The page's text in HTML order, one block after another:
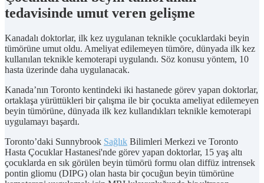
tedavisinde umut veren gelişme
Kanadalı doktorlar, ilk kez uygulanan teknikle çocuklardaki beyin
tümörüne umut oldu. Ameliyat edilemeyen tümöre, dünyada ilk kez
kullanılan teknikle kemoterapi uygulandı. Söz konusu yöntem, 10
hasta üzerinde daha uygulanacak.
Kanada’nın Toronto kentindeki iki hastanede görev yapan doktorlar,
ortaklaşa yürüttükleri bir çalışma ile bir çocukta ameliyat edilemeyen
beyin tümörüne, dünyada ilk kez kullandıkları teknikle kemoterapi
uygulamayı başardı.
Toronto’daki Sunnybrook Sağlık Bilimleri Merkezi ve Toronto
Hasta Çocuklar Hastanesi'nde görev yapan doktorlar, 15 yaş altı
çocuklarda en sık görülen beyin tümörü formu olan diffüz intrensek
pontin gliomu (DIPG) olan hasta bir çocuğun beyin tümörüne